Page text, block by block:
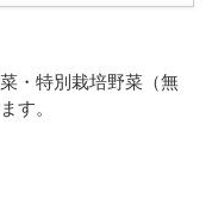
・特別栽培野菜（無
す。